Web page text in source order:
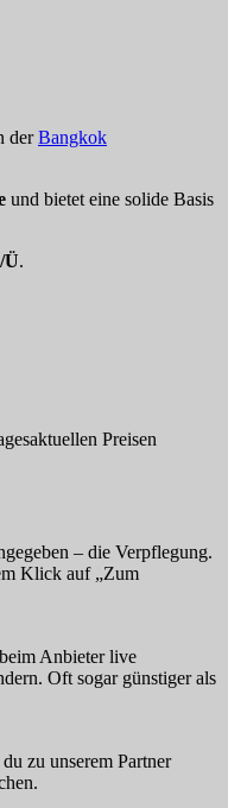
derBangkok
und bietet eine solide Basis
Ü.
Preisen
– die Verpflegung.
Klick auf „Zum
Anbieter live
Oft sogar günstiger als
zu unserem Partner